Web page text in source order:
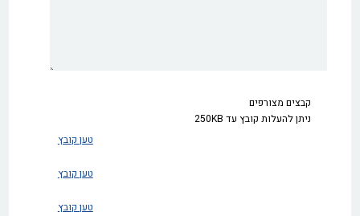
קבצים מצורפים
ניתן להעלות קובץ עד 250KB
טען קובץ
טען קובץ
טען קובץ